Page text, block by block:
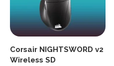
Corsair NIGHTSWORD v2
Wireless SD